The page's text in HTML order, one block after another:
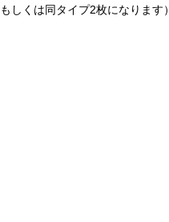
しくは同タイプ2枚になります）